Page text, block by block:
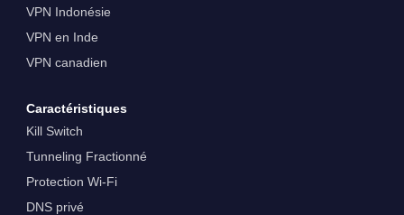
VPN Indonésie
VPN en Inde
VPN canadien
Caractéristiques
Kill Switch
Tunneling Fractionné
Protection Wi-Fi
DNS privé